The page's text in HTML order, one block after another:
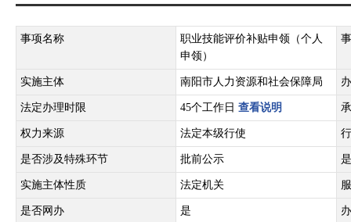
事项名称
职业技能评价补贴申领（个人
申领）
实施主体 南阳市人力资源和社会保障局
法定办理时限 45个工作日 查看说明
权力来源 法定本级行使
是否涉及特殊环节 批前公示
实施主体性质 法定机关
是否网办 是